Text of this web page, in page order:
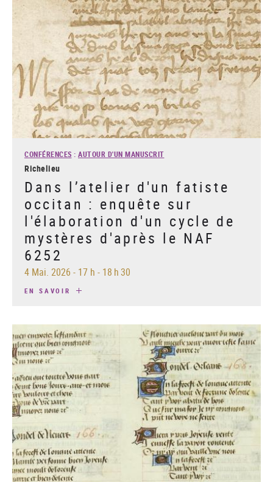
CONFÉRENCES : AUTOUR D'UN MANUSCRIT
Richelieu
Dans l’atelier d'un fatiste
occitan : enquête sur
l'élaboration d'un cycle de
mystères d'après le NAF
6252
4 Mai. 2026 - 17 h - 18 h 30
EN SAVOIR